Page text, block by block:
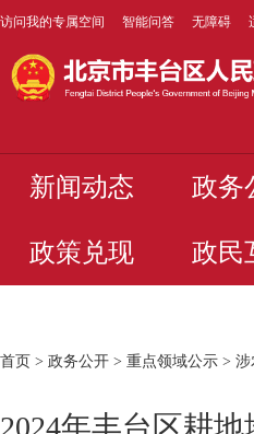
访问我的专属空间 智能问答 无障碍
新闻动态 政务
政策兑现 政民
首页 > 政务公开 > 重点领域公示 > 涉
2024年丰台区耕